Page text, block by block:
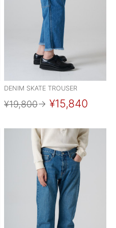
DENIM SKATE TROUSER
¥19,800→ ¥15,840